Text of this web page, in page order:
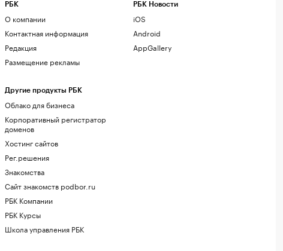
РБК
О компании
Контактная информация
Редакция
Размещение рекламы
Другие продукты РБК
Облако для бизнеса
Корпоративный регистратор
доменов
Хостинг сайтов
Рег.решения
Знакомства
Сайт знакомств podbor.ru
РБК Компании
РБК Курсы
Школа управления РБК
РБК Новости
iOS
Android
AppGallery